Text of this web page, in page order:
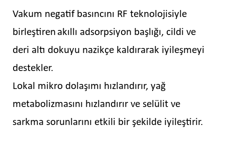
Vakum negatif basıncını RF teknolojisiyle
birleştiren akıllı adsorpsiyon başlığı, cildi ve
deri altı dokuyu nazikçe kaldırarak iyileşmeyi
destekler.
Lokal mikro dolaşımı hızlandırır, yağ
metabolizmasını hızlandırır ve selülit ve
sarkma sorunlarını etkili bir şekilde iyileştirir.